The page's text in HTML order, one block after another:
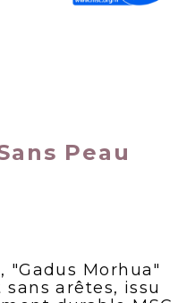
Peau
"Gadus Morhua"
arêtes, issu